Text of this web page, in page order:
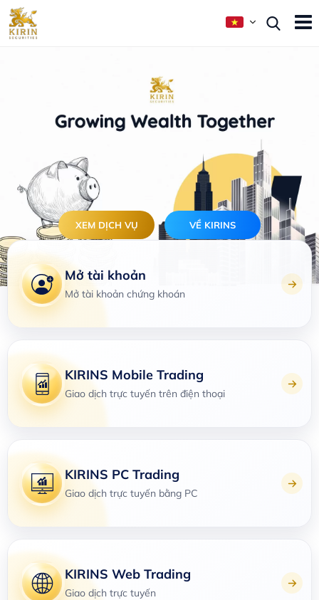
XEM DỊCH VỤ VỀ KIRINS
Mở tài khoản
Mở tài khoản chứng khoán
KIRINS Mobile Trading
Giao dịch trực tuyến trên điện thoại
KIRINS PC Trading
Giao dịch trực tuyến bằng PC
KIRINS Web Trading
Giao dịch trực tuyến